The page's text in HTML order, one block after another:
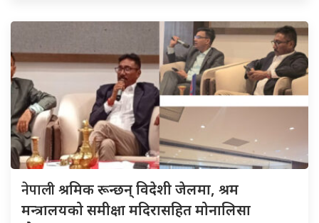
नेपालीश्रमिक रून्छन् विदेशी जेलमा, श्रम
मन्त्रालयको समीक्षा मदिरासहित मोनालिसा